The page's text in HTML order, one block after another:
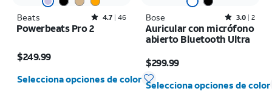
Beats Rated4.7out of 5 stars with46reviews
4.7 46
Powerbeats Pro 2
$249.99
Selecciona opciones de color
Bose Rated3out of 5 stars with2reviews
3.0 2
Auricular con micrófono
abierto Bluetooth Ultra
$299.99
Selecciona opciones de color